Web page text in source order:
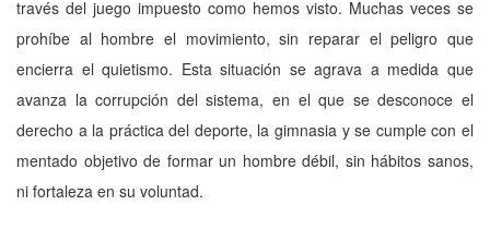
través del juego impuesto como hemos visto. Muchas veces se
prohíbe al hombre el movimiento, sin reparar el peligro que
encierra el quietismo. Esta situación se agrava a medida que
avanza la corrupción del sistema, en el que se desconoce el
derecho a la práctica del deporte, la gimnasia y se cumple con el
mentado objetivo de formar un hombre débil, sin hábitos sanos,
ni fortaleza en su voluntad.